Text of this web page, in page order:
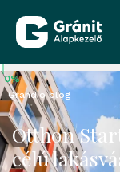
Grandio blog
Otthon
célú
0%